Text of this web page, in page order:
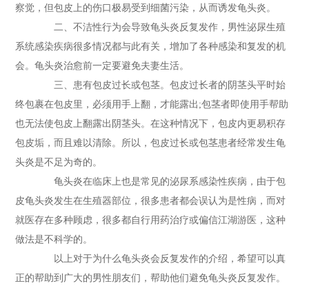
察觉，但包皮上的伤口极易受到细菌污染，从而诱发龟头炎。
二、不洁性行为会导致龟头炎反复发作，男性泌尿生殖
系统感染疾病很多情况都与此有关，增加了各种感染和复发的机
会。龟头炎治愈前一定要避免夫妻生活。
三、患有包皮过长或包茎。包皮过长者的阴茎头平时始
终包裹在包皮里，必须用手上翻，才能露出;包茎者即使用手帮助
也无法使包皮上翻露出阴茎头。在这种情况下，包皮内更易积存
包皮垢，而且难以清除。所以，包皮过长或包茎患者经常发生龟
头炎是不足为奇的。
龟头炎在临床上也是常见的泌尿系感染性疾病，由于包
皮龟头炎发生在生殖器部位，很多患者都会误认为是性病，而对
就医存在多种顾虑，很多都自行用药治疗或偏信江湖游医，这种
做法是不科学的。
以上对于为什么龟头炎会反复发作的介绍，希望可以真
正的帮助到广大的男性朋友们，帮助他们避免龟头炎反复发作。